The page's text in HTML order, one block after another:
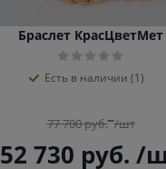
Браслет КрасЦветМет
Есть в наличии (1)
77 700руб. /шт
52 730 руб. /